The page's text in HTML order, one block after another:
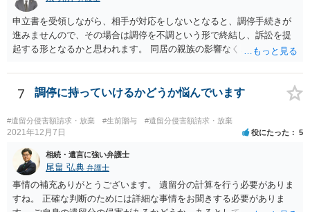
人は応じない姿勢を示していることから，実現は困難だと思います。
主張としては維持しつつも，現実的な解決方法（遺産分割協議の落と
しどころ）としては，譲歩することを甘受しなければならないかもし
れません。
申立書を受領しながら、相手が対応をしないとなると、調停手続きが
進みませんので、その場合は調停を不調という形で終結し、訴訟を提
起する形となるかと思われます。 同居の親族の影響なく、というのは
め、後からひっくり返すということは難しくなってくるかと思われま
す。 公開相談の場でのご相談については、どうしても限界が出てしま
7 調停に持っていけるかどうか悩んでいます
#遺留分侵害額請求・放棄 #生前贈与 #遺留分侵害額請求・放棄
2021年12月7日 役にたった 5
相続・遺言に強い弁護士
尾畠 弘典 弁護士
事情の補充ありがとうございます。 遺留分の計算を行う必要がありま
すね。 正確な判断のためには詳細な事情をお聞きする必要がありま